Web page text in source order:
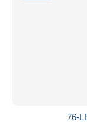
76-